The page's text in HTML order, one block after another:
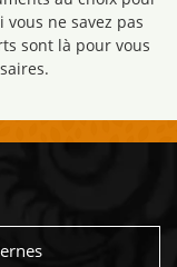
ne savez pas
sont là pour vous